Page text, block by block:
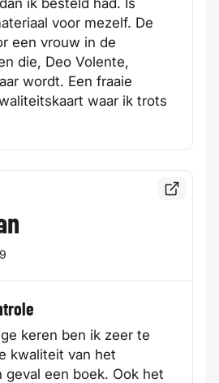
ik besteld had. Is
voor mezelf. De
een vrouw in de
die, Deo Volente,
wordt. Een fraaie
waar ik trots
keren ben ik zeer te
kwaliteit van het
geval een boek. Ook het
Bekijk